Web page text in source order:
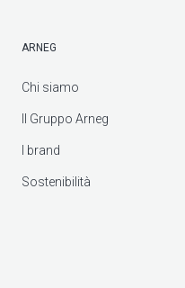
ARNEG
Chi siamo
Il Gruppo Arneg
I brand
Sostenibilità